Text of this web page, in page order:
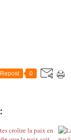
Repost 0